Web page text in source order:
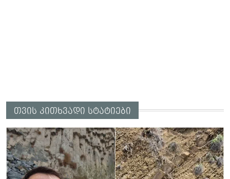
თვის კითხვადი სტატიები